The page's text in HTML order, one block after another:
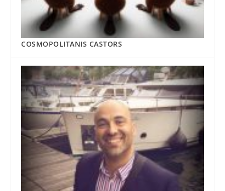
COSMOPOLITANIS CASTORS